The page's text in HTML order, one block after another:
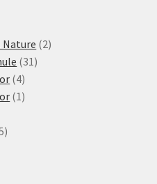
Nature 22
31 31
44
produkty
1 1
5